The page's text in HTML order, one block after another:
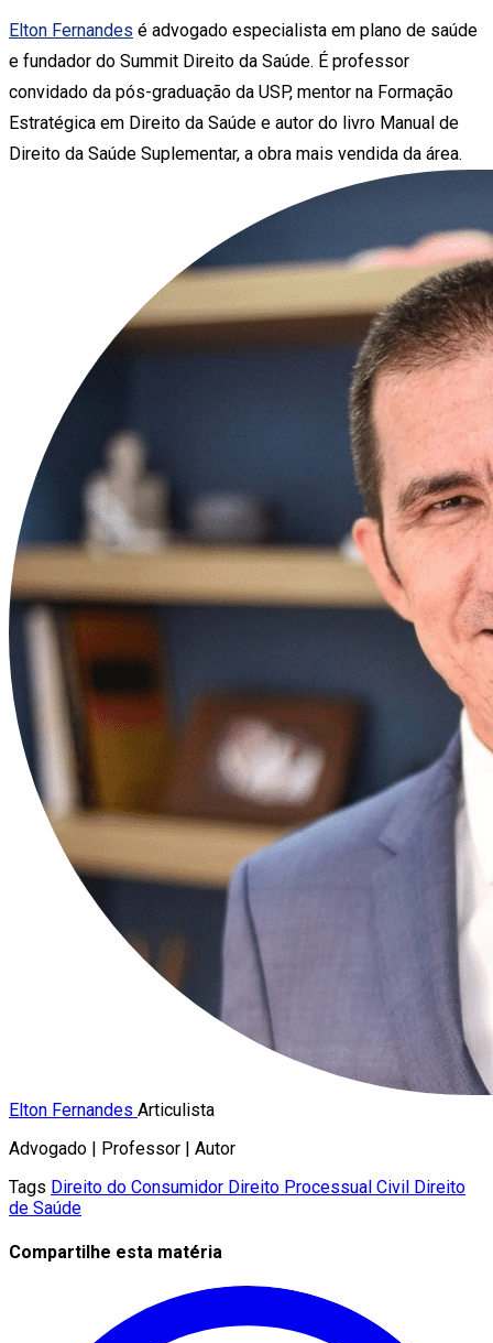
Elton Fernandes é advogado especialista em plano de saúde
e fundador do Summit Direito da Saúde. É professor
convidado da pós-graduação da USP, mentor na Formação
Estratégica em Direito da Saúde e autor do livro Manual de
Direito da Saúde Suplementar, a obra mais vendida da área.
Elton Fernandes Articulista
Advogado | Professor | Autor
Tags Direito do Consumidor Direito Processual Civil Direito
de Saúde
Compartilhe esta matéria